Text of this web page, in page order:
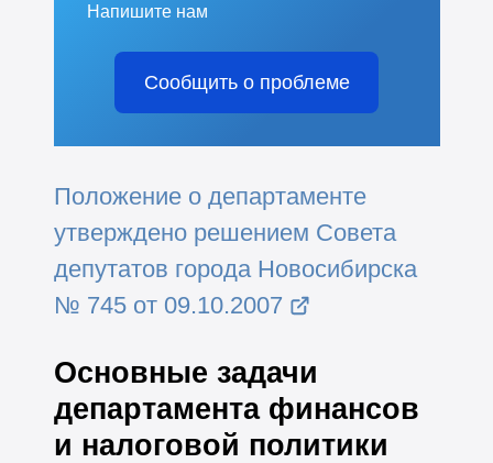
Напишите нам
Сообщить о проблеме
Положение о департаменте
утверждено решением Совета
депутатов города Новосибирска
№ 745 от 09.10.2007
Основные задачи
департамента финансов
и налоговой политики